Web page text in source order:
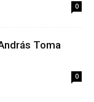
0
Toma
0